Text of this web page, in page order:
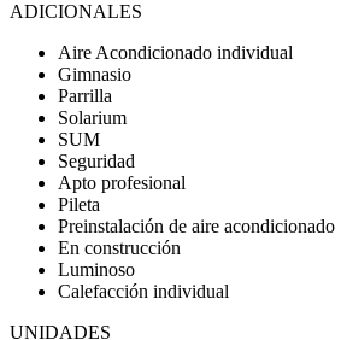
ADICIONALES
Aire Acondicionado individual
Gimnasio
Parrilla
Solarium
SUM
Seguridad
Apto profesional
Pileta
Preinstalación de aire acondicionado
En construcción
Luminoso
Calefacción individual
UNIDADES